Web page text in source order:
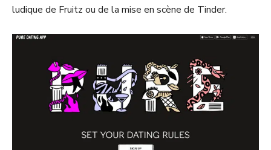
ludique de Fruitz ou de la mise en scène de Tinder.